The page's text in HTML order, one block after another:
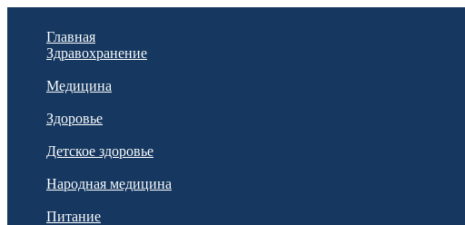
Главная
Здравохранение
Медицина
Здоровье
Детское здоровье
Народная медицина
Питание